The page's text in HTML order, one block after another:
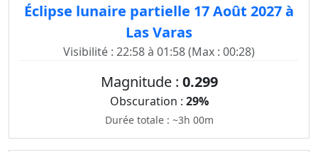
Éclipse lunaire partielle 17 Août 2027 à
Las Varas
Visibilité : 22:58 à 01:58 (Max : 00:28)
Magnitude : 0.299
Obscuration : 29%
Durée totale : ~3h 00m